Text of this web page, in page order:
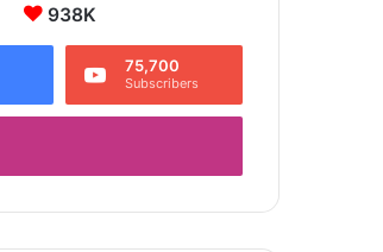
938K
75,700
Subscribers